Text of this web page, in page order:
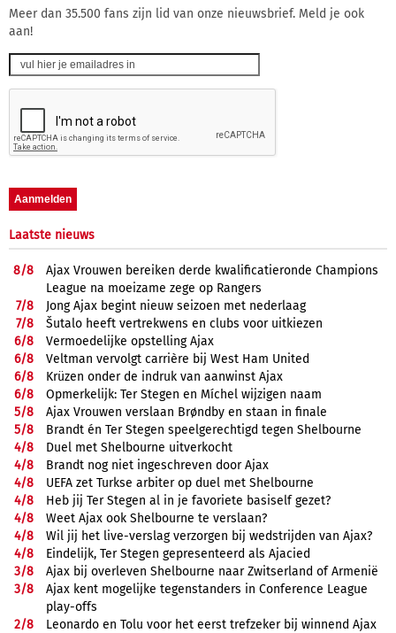
Meer dan 35.500 fans zijn lid van onze nieuwsbrief. Meld je ook
aan!
Laatste nieuws
8/8
Ajax Vrouwen bereiken derde kwalificatieronde Champions
League na moeizame zege op Rangers
7/8
Jong Ajax begint nieuw seizoen met nederlaag
7/8
Šutalo heeft vertrekwens en clubs voor uitkiezen
6/8
Vermoedelijke opstelling Ajax
6/8
Veltman vervolgt carrière bij West Ham United
6/8
Krüzen onder de indruk van aanwinst Ajax
6/8
Opmerkelijk: Ter Stegen en Míchel wijzigen naam
5/8
Ajax Vrouwen verslaan Brøndby en staan in finale
5/8
Brandt én Ter Stegen speelgerechtigd tegen Shelbourne
4/8
Duel met Shelbourne uitverkocht
4/8
Brandt nog niet ingeschreven door Ajax
4/8
UEFA zet Turkse arbiter op duel met Shelbourne
4/8
Heb jij Ter Stegen al in je favoriete basiself gezet?
4/8
Weet Ajax ook Shelbourne te verslaan?
4/8
Wil jij het live-verslag verzorgen bij wedstrijden van Ajax?
4/8
Eindelijk, Ter Stegen gepresenteerd als Ajacied
3/8
Ajax bij overleven Shelbourne naar Zwitserland of Armenië
3/8
Ajax kent mogelijke tegenstanders in Conference League
play-offs
2/8
Leonardo en Tolu voor het eerst trefzeker bij winnend Ajax